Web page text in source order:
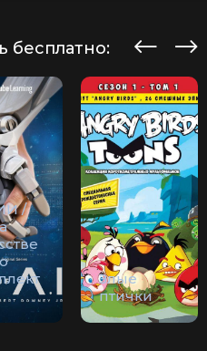
бесплатно:
/
Злые
птички